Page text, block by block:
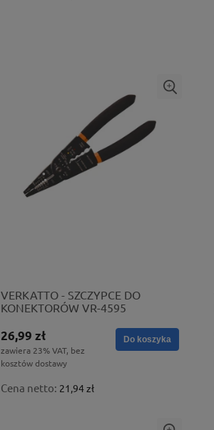
VERKATTO - SZCZYPCE DO
KONEKTORÓW VR-4595
26,99 zł
zawiera 23% VAT, bez
kosztów dostawy
Cena netto: 21,94 zł
Do koszyka